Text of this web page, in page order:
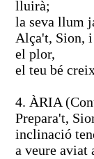
lluirà;
la seva llum
Alça't, Sion,
el plor,
el teu bé
4. ÀRIA
Prepara't,
inclinació
a veure aviat